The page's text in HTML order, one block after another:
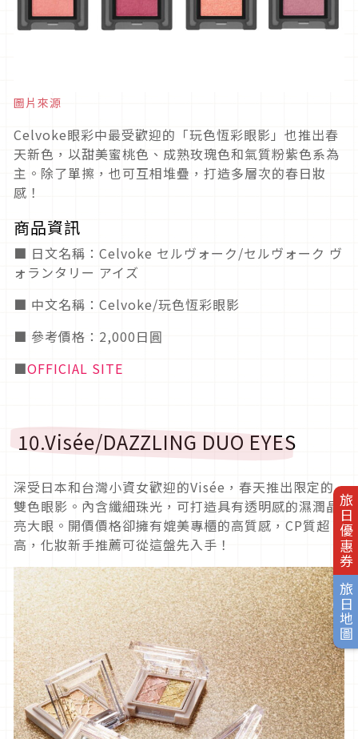
旅日優惠券
旅日地圖
圖片來源
Celvoke眼彩中最受歡迎的「玩色恆彩眼影」也推出春
天新色，以甜美蜜桃色、成熟玫瑰色和氣質粉紫色系為
主。除了單擦，也可互相堆疊，打造多層次的春日妝
感！
商品資訊
■ 日文名稱：Celvoke セルヴォーク/セルヴォーク ヴ
ォランタリー アイズ
■ 中文名稱：Celvoke/玩色恆彩眼影
■ 參考價格：2,000日圓
■OFFICIAL SITE
10.Visée/DAZZLING DUO EYES
深受日本和台灣小資女歡迎的Visée，春天推出限定的
雙色眼影。內含纖細珠光，可打造具有透明感的濕潤晶
亮大眼。開價價格卻擁有媲美專櫃的高質感，CP質超
高，化妝新手推薦可從這盤先入手！